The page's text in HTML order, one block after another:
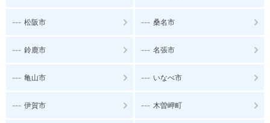
--- 松阪市 --- 桑名市
--- 鈴鹿市 --- 名張市
--- 亀山市 --- いなべ市
--- 伊賀市 --- 木曽岬町